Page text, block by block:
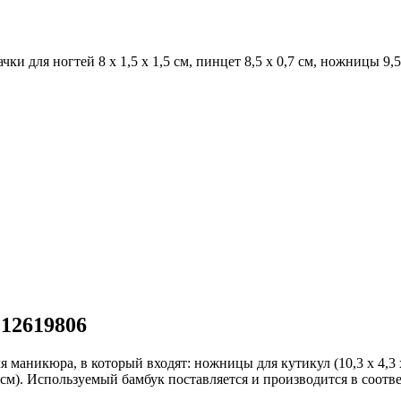
для ногтей 8 x 1,5 x 1,5 см, пинцет 8,5 x 0,7 см, ножницы
маникюра, в который входят: ножницы для кутикул (10,3 x
бамбук поставляется и производится в